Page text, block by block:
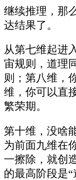
继续推理，那
达结果了。
从第七维起进
宙规则，道理
则；第八维，
维，你可以直
繁荣期。
第十维，没啥
为前面九维在
一擦除，就创
的最高阶段是“